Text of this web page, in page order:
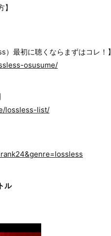
）最初に聴くならまずはコレ！】
osusume/
lossless-list/
ル